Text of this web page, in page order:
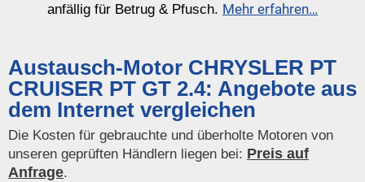
anfällig für Betrug & Pfusch. Mehr erfahren…
Austausch-Motor CHRYSLER PT
CRUISER PT GT 2.4: Angebote aus
dem Internet vergleichen
Die Kosten für gebrauchte und überholte Motoren von
unseren geprüften Händlern liegen bei: Preis auf
Anfrage.